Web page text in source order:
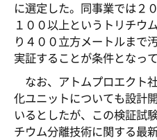
に選定した。同事業では２
１００以上というトリチウ
り４００立方メートルまで
実証することが条件とな
なお、アトムプロエクト
化ユニットについても設計
いるとしたが、この検証試
チウム分離技術に関する最